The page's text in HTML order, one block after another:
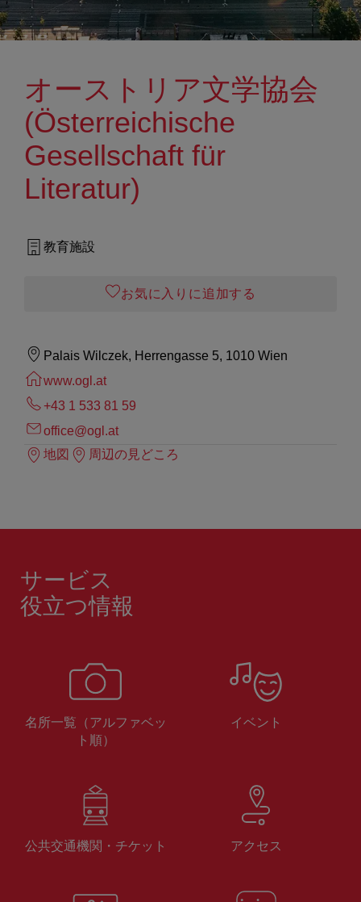
オーストリア文学協会
(Österreichische
Gesellschaft für
Literatur)
教育施設
お気に入りに追加する
Palais Wilczek, Herrengasse 5, 1010 Wien
www.ogl.at
+43 1 533 81 59
office@ogl.at
地図
周辺の見どころ
サービス
役立つ情報
名所一覧（アルファベッ
ト順）
イベント
公共交通機関・チケット アクセス